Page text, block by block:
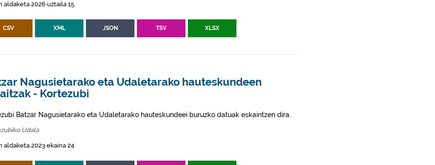
aldaketa 2026 uztaila 15
CSV XML JSON TSV XLSX
Nagusietarako eta Udaletarako hauteskundeen
- Kortezubi
Batzar Nagusietarako eta Udaletarako hauteskundeei buruzko datuak eskaintzen dira.
Udala
aldaketa 2023 ekaina 24